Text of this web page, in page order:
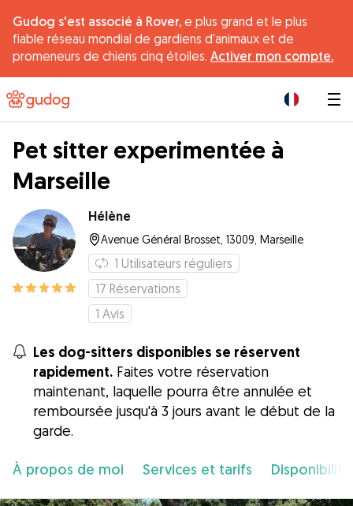
Gudog s'est associé à Rover, e plus grand et le plus
fiable réseau mondial de gardiens d'animaux et de
promeneurs de chiens cinq étoiles. Activer mon compte.
Pet sitter experimentée à
Marseille
Hélène
Avenue Général Brosset, 13009, Marseille
1 Utilisateurs réguliers
17 Réservations
1 Avis
Les dog-sitters disponibles se réservent
rapidement. Faites votre réservation
maintenant, laquelle pourra être annulée et
remboursée jusqu'à 3 jours avant le début de la
garde.
À propos de moi Services et tarifs Disponibilité